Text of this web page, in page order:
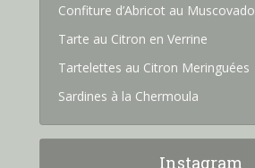
Confiture d’Abricot au Muscovado
Tarte au Citron en Verrine
Tartelettes au Citron Meringuées
Sardines à la Chermoula
Instagram